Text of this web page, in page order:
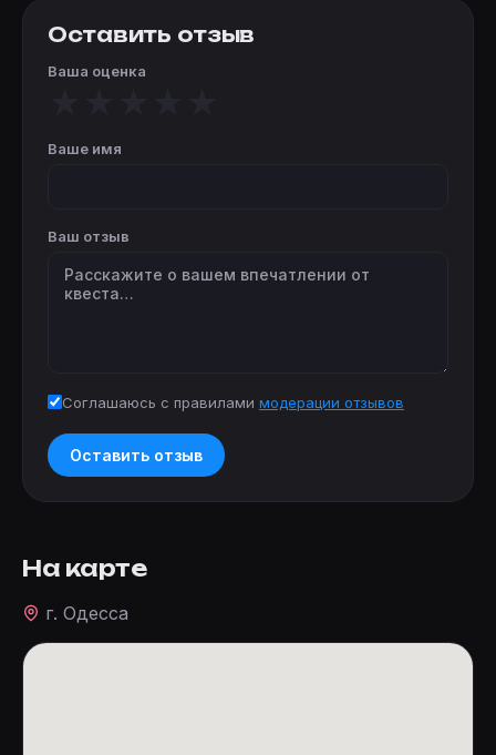
Оставить отзыв
Ваша оценка
Ваше имя
Ваш отзыв
Соглашаюсь с правилами модерации отзывов
Оставить отзыв
На карте
г. Одесса